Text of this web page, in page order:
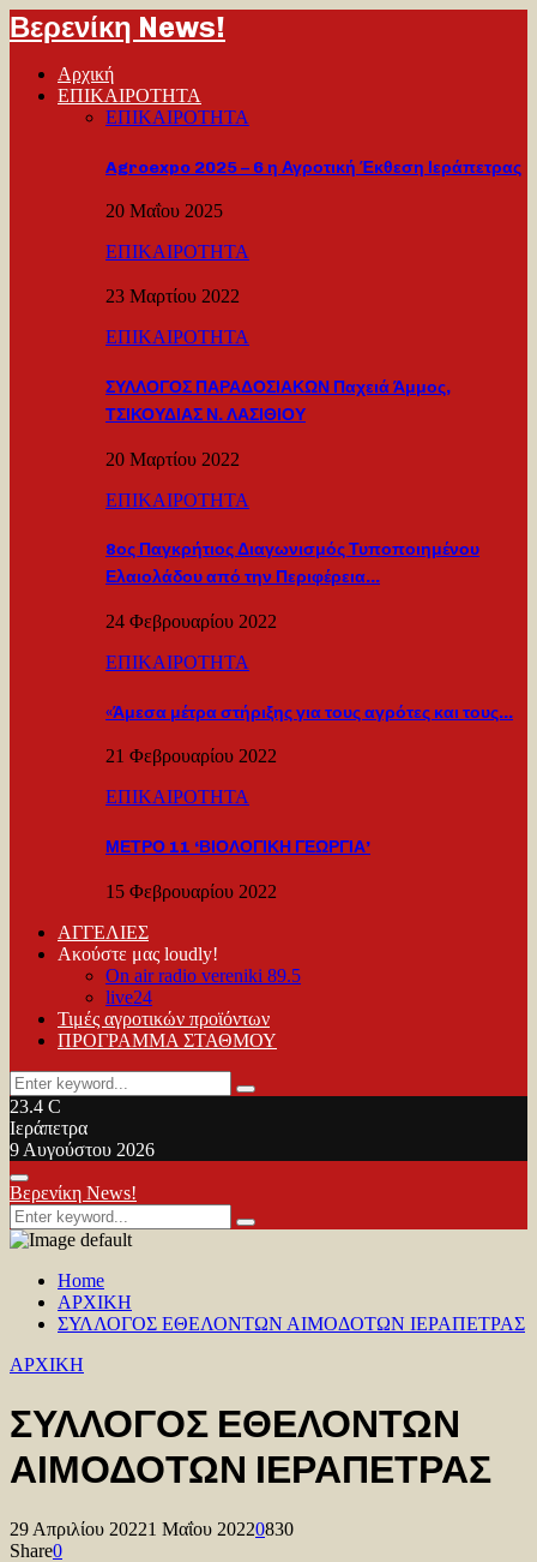
Βερενίκη News!
Αρχική
ΕΠΙΚΑΙΡΟΤΗΤΑ
ΕΠΙΚΑΙΡΟΤΗΤΑ
Agroexpo 2025 – 6 η Αγροτική Έκθεση Ιεράπετρας
20 Μαΐου 2025
ΕΠΙΚΑΙΡΟΤΗΤΑ
23 Μαρτίου 2022
ΕΠΙΚΑΙΡΟΤΗΤΑ
ΣΥΛΛΟΓΟΣ ΠΑΡΑΔΟΣΙΑΚΩΝ Παχειά Άμμος,
ΤΣΙΚΟΥΔΙΑΣ Ν. ΛΑΣΙΘΙΟΥ
20 Μαρτίου 2022
ΕΠΙΚΑΙΡΟΤΗΤΑ
8ος Παγκρήτιος Διαγωνισμός Τυποποιημένου
Ελαιολάδου από την Περιφέρεια…
24 Φεβρουαρίου 2022
ΕΠΙΚΑΙΡΟΤΗΤΑ
«Άμεσα μέτρα στήριξης για τους αγρότες και τους…
21 Φεβρουαρίου 2022
ΕΠΙΚΑΙΡΟΤΗΤΑ
ΜΕΤΡΟ 11 ‘ΒΙΟΛΟΓΙΚΗ ΓΕΩΡΓΙΑ’
15 Φεβρουαρίου 2022
ΑΓΓΕΛΙΕΣ
Ακούστε μας loudly!
On air radio vereniki 89.5
live24
Τιμές αγροτικών προϊόντων
ΠΡΟΓΡΑΜΜΑ ΣΤΑΘΜΟΥ
Search
for:
Search
23.4 C
Ιεράπετρα
9 Αυγούστου 2026
Facebook
Twitter
Youtube
Primary
Menu
Βερενίκη News!
Search
for:
Search
Home
ΑΡΧΙΚΗ
ΣΥΛΛΟΓΟΣ ΕΘΕΛΟΝΤΩΝ ΑΙΜΟΔΟΤΩΝ ΙΕΡΑΠΕΤΡΑΣ
ΑΡΧΙΚΗ
ΣΥΛΛΟΓΟΣ ΕΘΕΛΟΝΤΩΝ
ΑΙΜΟΔΟΤΩΝ ΙΕΡΑΠΕΤΡΑΣ
29 Απριλίου 20221 Μαΐου 20220830
Share0